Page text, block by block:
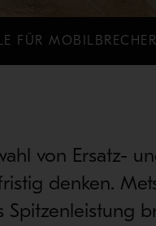
FÜR MOBILBRECHER
von Ersatz-
denken.
Spitzenleistung